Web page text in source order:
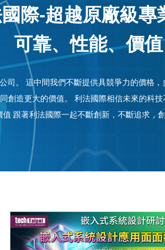
際-超越原廠級專
可靠、性能、價值
司。 這中間我們不斷提供具競爭力的價格
創造更大的價值。 利法國際相信未來的科
值 跟著利法國際一起不斷創新，不斷追求，創